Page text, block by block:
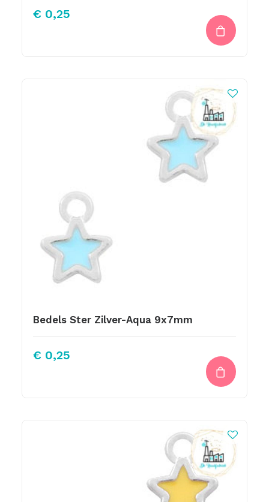
€ 0,25
Bedels Ster Zilver-Aqua 9x7mm
€ 0,25